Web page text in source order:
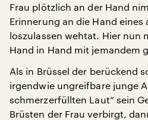
Frau plötzlich an der Hand
Erinnerung an die Hand eines
loszulassen wehtat. Hier nun
Hand in Hand mit jemandem
Als in Brüssel der berückend
irgendwie ungreifbare junge
schmerzerfüllten Laut“ sein
Brüsten der Frau verbirgt,